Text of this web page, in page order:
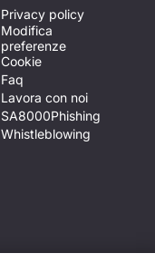
Privacy policy
Modifica
preferenze
Cookie
Faq
Lavora con noi
SA8000Phishing
Whistleblowing